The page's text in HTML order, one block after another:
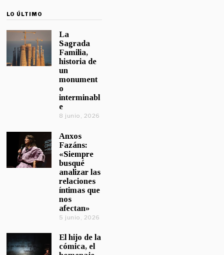
LO ÚLTIMO
La
Sagrada
Familia,
historia de
un
monument
o
interminabl
e
8 junio, 2026
Anxos
Fazáns:
«Siempre
busqué
analizar las
relaciones
íntimas que
nos
afectan»
5 junio, 2026
El hijo de la
cómica, el